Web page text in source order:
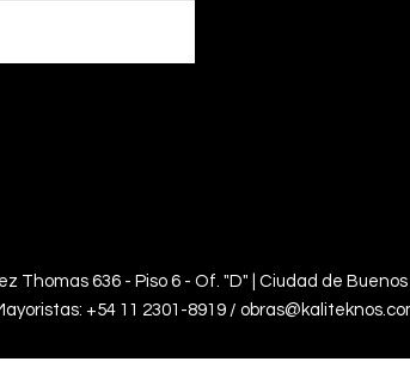
Thomas 636 - Piso 6 - Of. "D" | Ciudad de
+54 11 2301-8919 /